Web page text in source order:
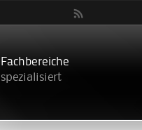
Fachbereiche
spezialisiert